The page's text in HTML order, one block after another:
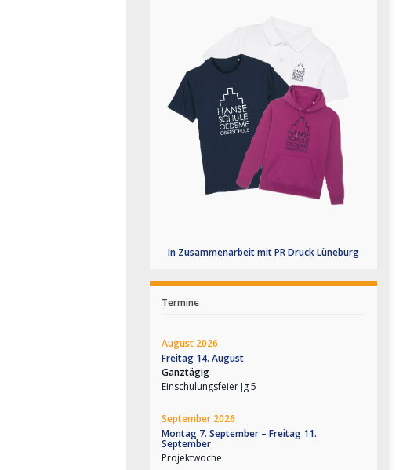
In Zusammenarbeit mit PR Druck Lüneburg
Termine
August 2026
Freitag 14. August
Ganztägig
Einschulungsfeier Jg 5
September 2026
Montag 7. September – Freitag 11.
September
Projektwoche